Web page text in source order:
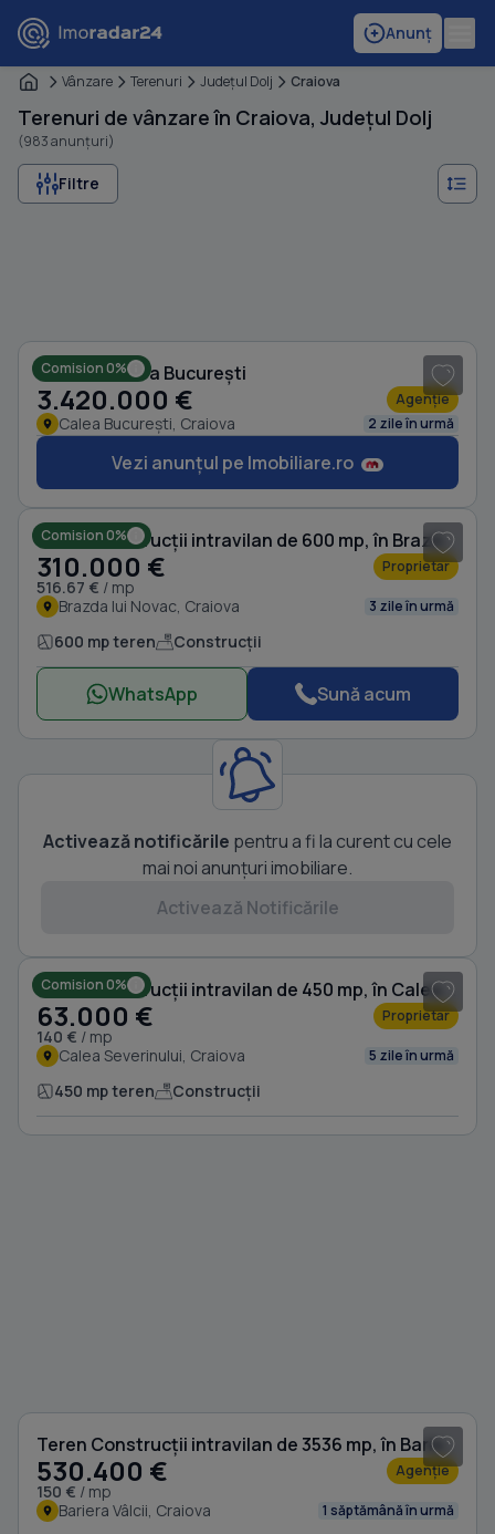
Anunț
Vânzare Terenuri Judeţul Dolj Craiova
Terenuri de vânzare în Craiova, Județul Dolj
(983 anunțuri)
Filtre
Comision 0%
Teren în Calea București
3.420.000 € Agenție
Calea București, Craiova 2 zile în urmă
Vezi anunțul pe Imobiliare.ro
Comision 0% Teren Construcții intravilan de 600 mp, în Brazda lui Novac
310.000 €
516.67 € / mp
Proprietar
Brazda lui Novac, Craiova 3 zile în urmă
600 mp teren Construcții
WhatsApp Sună acum
Activează notificările pentru a fi la curent cu cele
mai noi anunțuri imobiliare.
Activează Notificările
Comision 0% Teren Construcții intravilan de 450 mp, în Calea Severinului
63.000 €
140 € / mp
Proprietar
Calea Severinului, Craiova 5 zile în urmă
450 mp teren Construcții
Teren Construcții intravilan de 3536 mp, în Bariera Vâlcii
530.400 €
150 € / mp
Agenție
Bariera Vâlcii, Craiova 1 săptămână în urmă